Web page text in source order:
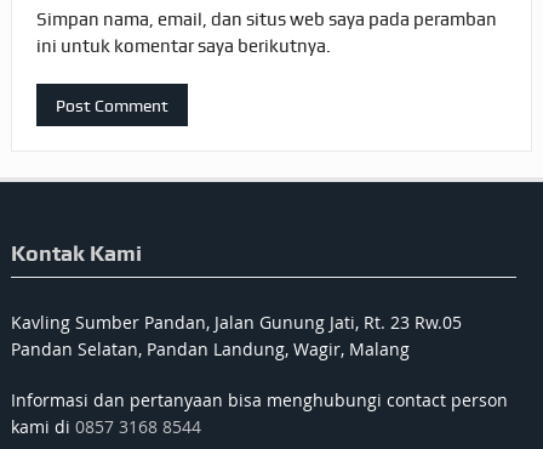
Simpan nama, email, dan situs web saya pada peramban
ini untuk komentar saya berikutnya.
Kontak Kami
Kavling Sumber Pandan, Jalan Gunung Jati, Rt. 23 Rw.05
Pandan Selatan, Pandan Landung, Wagir, Malang
Informasi dan pertanyaan bisa menghubungi contact person
kami di 0857 3168 8544